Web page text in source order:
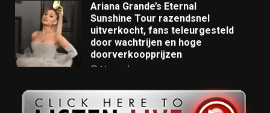
Ariana Grande’s Eternal
Sunshine Tour razendsnel
uitverkocht, fans teleurgesteld
door wachtrijen en hoge
doorverkoopprijzen
11 months ago